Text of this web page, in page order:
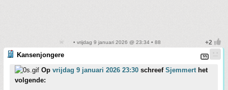
• vrijdag 9 januari 2026 @ 23:34 • 88
Kansenjongere
Op vrijdag 9 januari 2026 23:30 schreef Sjemmerthet
volgende: